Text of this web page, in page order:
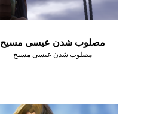
مصلوب شدن عیسی مسیح
مصلوب شدن عیسی مسیح